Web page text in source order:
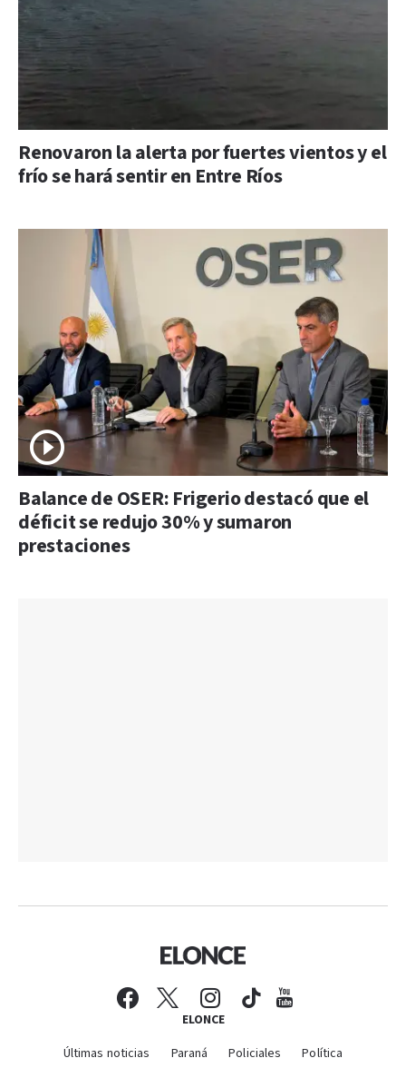
Renovaron la alerta por fuertes vientos y el
frío se hará sentir en Entre Ríos
Balance de OSER: Frigerio destacó que el
déficit se redujo 30% y sumaron
prestaciones
ELONCE
Últimas noticias Paraná Policiales Política